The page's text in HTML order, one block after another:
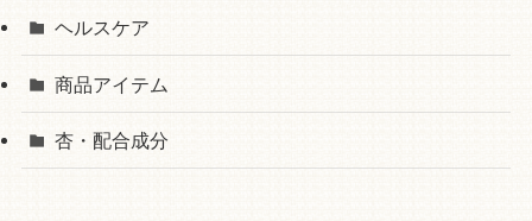
ヘルスケア
商品アイテム
杏・配合成分